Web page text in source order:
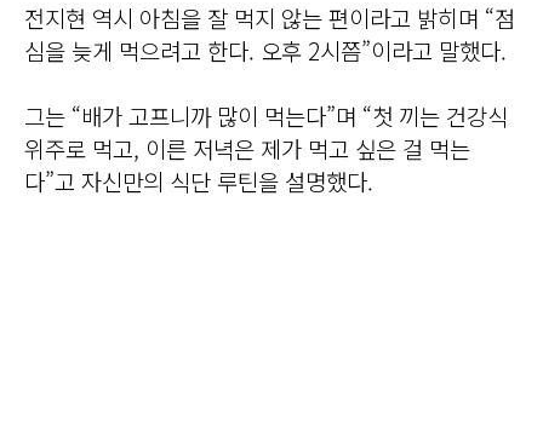
전지현 역시 아침을 잘 먹지 않는 편이라고 밝히며 “점
심을 늦게 먹으려고 한다. 오후 2시쯤”이라고 말했다.
그는 “배가 고프니까 많이 먹는다”며 “첫 끼는 건강식
위주로 먹고, 이른 저녁은 제가 먹고 싶은 걸 먹는
다”고 자신만의 식단 루틴을 설명했다.